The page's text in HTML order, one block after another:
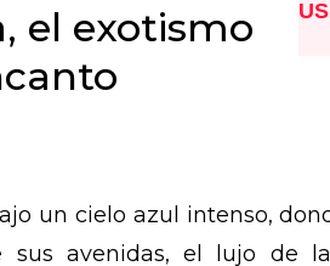
el exotismo
un cielo azul intenso,
sus avenidas, el lujo de